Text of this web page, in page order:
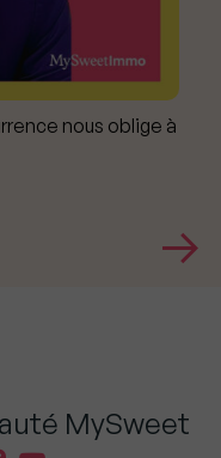
nous oblige à
MySweet